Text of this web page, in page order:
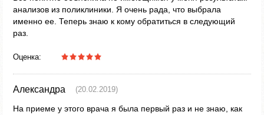
анализов из поликлиники. Я очень рада, что выбрала
именно ее. Теперь знаю к кому обратиться в следующий
раз.
Оценка:
Александра (20.02.2019)
На приеме у этого врача я была первый раз и не знаю, как